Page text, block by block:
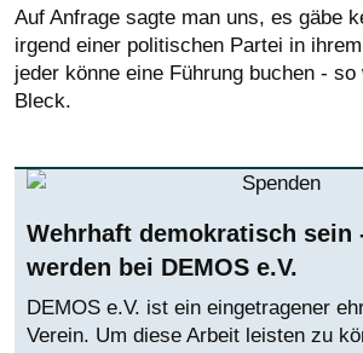
Auf Anfrage sagte man uns, es gäbe
irgend einer politischen Partei in
jeder könne eine Führung buchen - so
Bleck.
Wehrhaft demokratisch sein
werden bei DEMOS e.V.
DEMOS e.V. ist ein eingetragener
Verein. Um diese Arbeit leisten zu